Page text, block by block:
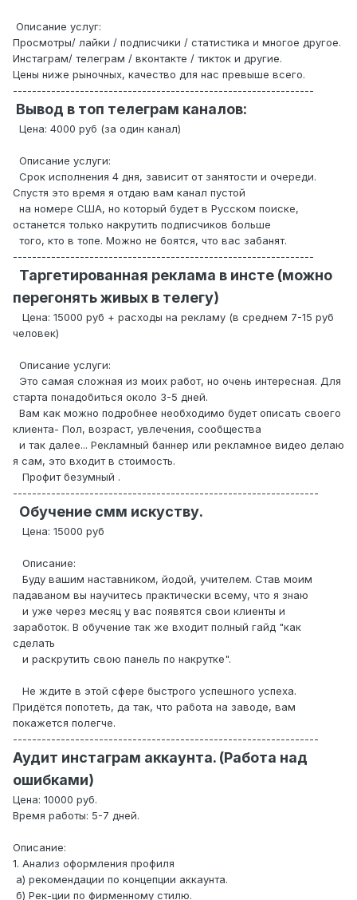
Описание услуг:
Просмотры/ лайки / подписчики / статистика и многое другое.
Инстаграм/ телеграм / вконтакте / тикток и другие.
Цены ниже рыночных, качество для нас превыше всего.
---------------------------------------------------------------
Вывод в топ телеграм каналов:
Цена: 4000 руб (за один канал)
Описание услуги:
Срок исполнения 4 дня, зависит от занятости и очереди.
Спустя это время я отдаю вам канал пустой
на номере США, но который будет в Русском поиске,
останется только накрутить подписчиков больше
того, кто в топе. Можно не боятся, что вас забанят.
---------------------------------------------------------------
Таргетированная реклама в инсте (можно
перегонять живых в телегу)
Цена: 15000 руб + расходы на рекламу (в среднем 7-15 руб
человек)
Описание услуги:
Это самая сложная из моих работ, но очень интересная. Для
старта понадобиться около 3-5 дней.
Вам как можно подробнее необходимо будет описать своего
клиента- Пол, возраст, увлечения, сообщества
и так далее... Рекламный баннер или рекламное видео делаю
я сам, это входит в стоимость.
Профит безумный .
----------------------------------------------------------------
Обучение смм искуству.
Цена: 15000 руб
Описание:
Буду вашим наставником, йодой, учителем. Став моим
падаваном вы научитесь практически всему, что я знаю
и уже через месяц у вас появятся свои клиенты и
заработок. В обучение так же входит полный гайд "как
сделать
и раскрутить свою панель по накрутке".
Не ждите в этой сфере быстрого успешного успеха.
Придётся попотеть, да так, что работа на заводе, вам
покажется полегче.
----------------------------------------------------------------
Аудит инстаграм аккаунта. (Работа над
ошибками)
Цена: 10000 руб.
Время работы: 5-7 дней.
Описание:
1. Анализ оформления профиля
а) рекомендации по концепции аккаунта.
б) Рек-ции по фирменному стилю.